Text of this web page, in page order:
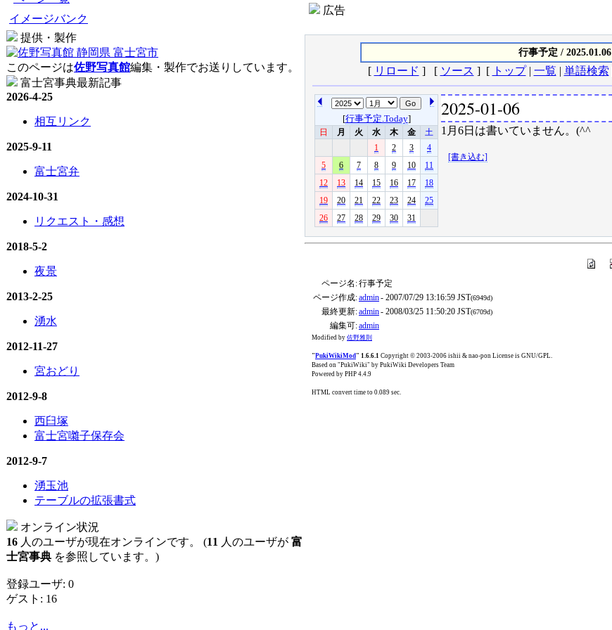
イメージバンク
提供・製作
このページは佐野写真館編集・製作でお送りしています。
富士宮事典最新記事
2026-4-25
相互リンク
2025-9-11
富士宮弁
2024-10-31
リクエスト・感想
2018-5-2
夜景
2013-2-25
湧水
2012-11-27
宮おどり
2012-9-8
西臼塚
富士宮囃子保存会
2012-9-7
湧玉池
テーブルの拡張書式
オンライン状況
16 人のユーザが現在オンラインです。 (11 人のユーザが 富
士宮事典 を参照しています。)
登録ユーザ: 0
ゲスト: 16
もっと...
広告
行事予定 / 2025.01.06
[ リロード ] [ ソース ] [ トップ| 一覧 | 単語検索
[行事予定.Today]
日 月 火 水 木 金
土
1
2 3
4
5
6 7 8 9 10
11
12
13 14 15 16 17
18
19
20 21 22 23 24
25
26
27 28 29 30 31
2025-01-06
1月6日は書いていません。(^^ゞ
[書き込む]
ページ名:行事予定
ページ作成:admin- 2007/07/29 13:16:59 JST(6949d)
最終更新:admin- 2008/03/25 11:50:20 JST(6709d)
編集可:admin
Modified by 佐野雅則
"PukiWikiMod" 1.6.6.1 Copyright © 2003-2006 ishii & nao-pon License is GNU/GPL.
Based on "PukiWiki" by PukiWiki Developers Team
Powered by PHP 4.4.9
HTML convert time to 0.089 sec.